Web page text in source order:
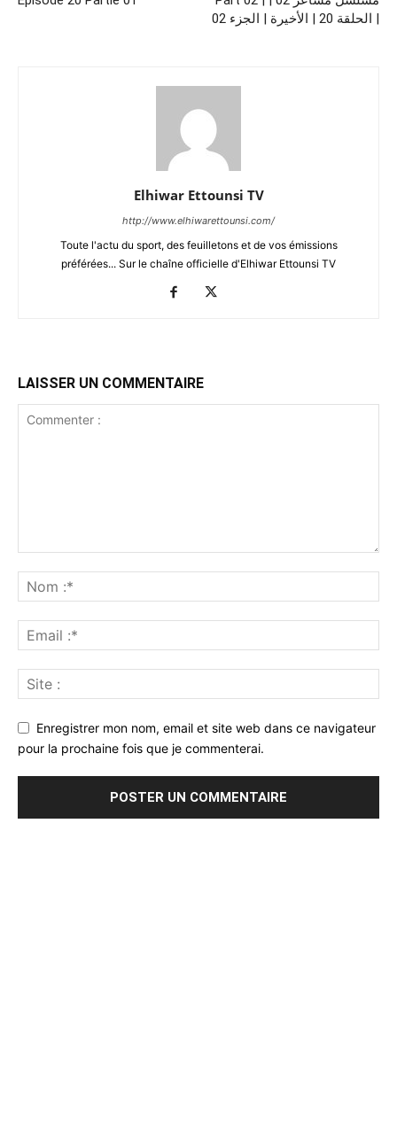
الحلقة 20 | الأخيرة | الجزء 02 |
Elhiwar Ettounsi TV
http://www.elhiwarettounsi.com/
Toute l'actu du sport, des feuilletons et de vos émissions
préférées... Sur le chaîne officielle d'Elhiwar Ettounsi TV
LAISSER UN COMMENTAIRE
Enregistrer mon nom, email et site web dans ce navigateur
pour la prochaine fois que je commenterai.